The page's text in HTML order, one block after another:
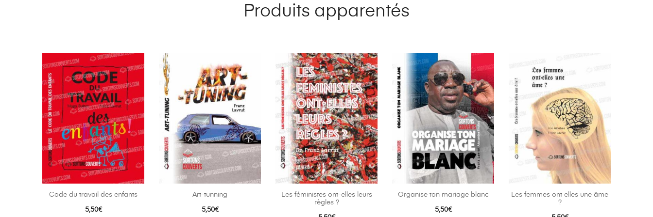
Produits apparentés
Code du travail des enfants
5,50€
Art-tunning
5,50€
Les féministes ont-elles leurs
règles ?
Organise ton mariage blanc
5,50€
Les femmes ont elles une âme
?